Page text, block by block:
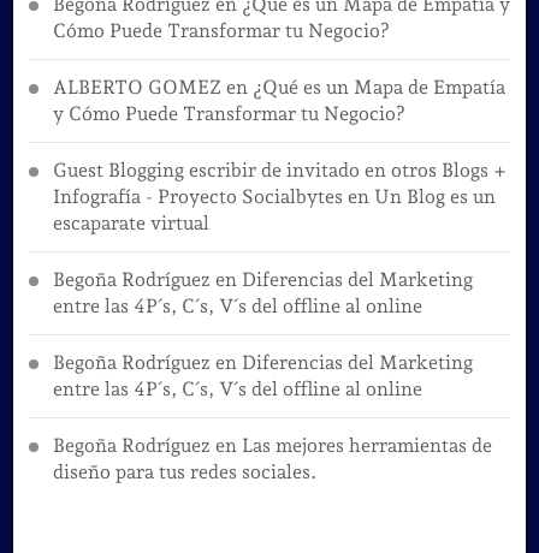
Cómo Puede Transformar tu Negocio?
ALBERTO GOMEZ en ¿Qué es un Mapa de Empatía
y Cómo Puede Transformar tu Negocio?
Guest Blogging escribir de invitado en otros Blogs +
Infografía - Proyecto Socialbytes en Un Blog es un
escaparate virtual
Begoña Rodríguez en Diferencias del Marketing
entre las 4P´s, C´s, V´s del offline al online
Begoña Rodríguez en Diferencias del Marketing
entre las 4P´s, C´s, V´s del offline al online
Begoña Rodríguez en Las mejores herramientas de
diseño para tus redes sociales.